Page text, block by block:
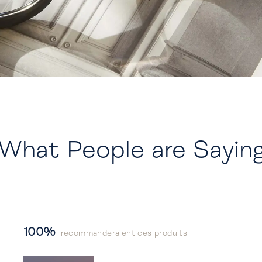
People are
100% recommanderaient ces produits